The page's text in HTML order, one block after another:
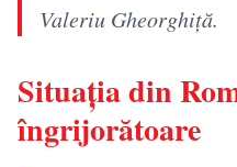
Valeriu Gheorghiță.
Situația din
îngrijorătoare